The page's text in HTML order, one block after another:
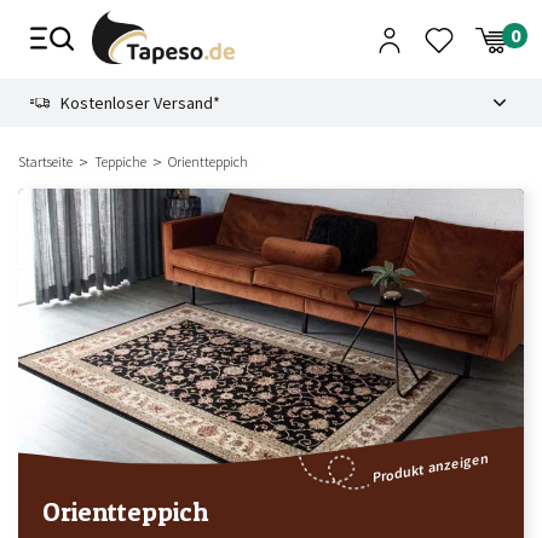
Zusammenbruch
Sichere Zahlungsmethode
Startseite Teppiche Orientteppich
Orientteppich
Produkt anzeigen